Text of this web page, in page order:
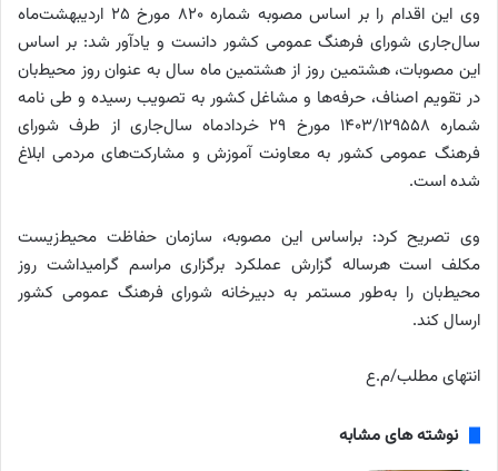
وی این اقدام را بر اساس مصوبه شماره ۸۲۰ مورخ ۲۵ اردیبهشت‌ماه
سال‌جاری شورای فرهنگ عمومی کشور دانست و یادآور شد: بر اساس
این مصوبات، هشتمین روز از هشتمین ماه سال به عنوان روز محیط‌بان
در تقویم اصناف، حرفه‌ها و مشاغل کشور به تصویب رسیده و طی نامه
شماره ۱۴۰۳/۱۲۹۵۵۸ مورخ ۲۹ خردادماه سال‌جاری از طرف شورای
فرهنگ عمومی کشور به معاونت آموزش و مشارکت‌های مردمی ابلاغ
شده است.
وی تصریح کرد: براساس این مصوبه، سازمان حفاظت محیط‌زیست
مکلف است هرساله گزارش عملکرد برگزاری مراسم گرامیداشت روز
محیط‌بان را به‌طور مستمر به دبیرخانه شورای فرهنگ عمومی کشور
ارسال کند.
انتهای مطلب/م.ع
نوشته های مشابه